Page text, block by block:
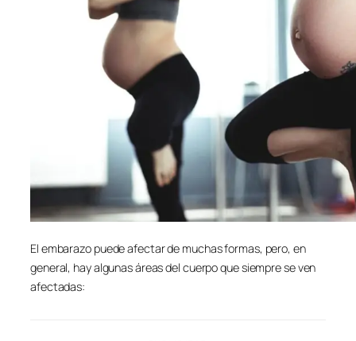
El embarazo puede afectar de muchas formas, pero, en
general, hay algunas áreas del cuerpo que siempre se ven
afectadas: